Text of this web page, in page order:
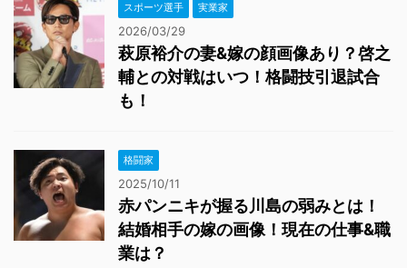
スポーツ選手 実業家
2026/03/29
萩原裕介の妻&嫁の顔画像あり？啓之
輔との対戦はいつ！格闘技引退試合
も！
格闘家
2025/10/11
赤パンニキが握る川島の弱みとは！
結婚相手の嫁の画像！現在の仕事&職
業は？